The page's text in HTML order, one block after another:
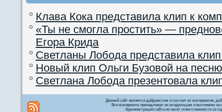
Клава Кока представила клип к
«Ты не смогла простить» —
Егора Крида
Светланы Лобода представила
Новый клип Ольги Бузовой на
Светлана Лобода презентовала
Данный сайт является дайджестом и состоит из материалов,
Все материалы принадлежат их владельцам и выложены на
Администрация сайта не несет ответственности за